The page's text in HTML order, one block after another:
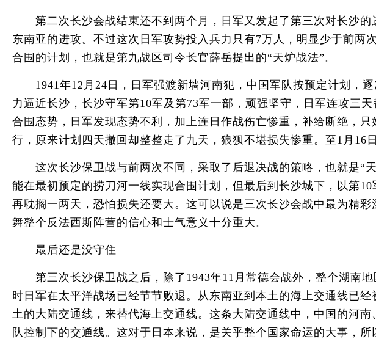
第二次长沙会战结束还不到两个月，日军又发起了第三次对长沙的
东南亚的进攻。不过这次日军攻势投入兵力只有7万人，明显少于前
合围的计划，也就是第九战区司令长官薛岳提出的“天炉战法”。
1941年12月24日，日军强渡新墙河南犯，中国军队按预定计划，逐
力逼近长沙，长沙守军第10军及第73军一部，顽强坚守，日军连攻三
合围态势，日军发现态势不利，加上连日作战伤亡惨重，补给断绝，
行，原来计划四天撤回却整整走了九天，狼狈不堪损失惨重。至1月16
这次长沙保卫战与前两次不同，采取了后退决战的策略，也就是“
能在最初预定的捞刀河一线实现合围计划，但最后到长沙城下，以第
再耽搁一两天，恐怕损失还要大。这可以说是三次长沙会战中最为精
舞整个反法西斯阵营的信心和士气意义十分重大。
最后还是没守住
第三次长沙保卫战之后，除了1943年11月常德会战外，整个湖南地
时日军在太平洋战场已经节节败退。从东南亚到本土的海上交通线已
土的大陆交通线，来替代海上交通线。这条大陆交通线中，中国的河
队控制下的交通线。这对于日本来说，是关乎整个国家命运的大事，